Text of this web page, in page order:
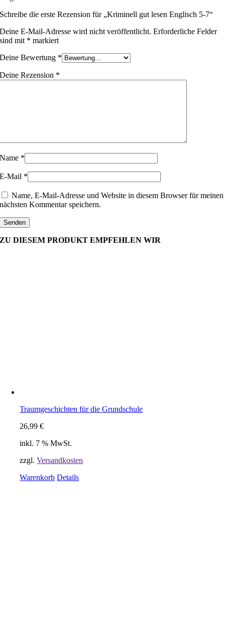
Schreibe die erste Rezension für „Kriminell gut lesen Englisch 5-7“
Deine E-Mail-Adresse wird nicht veröffentlicht. Erforderliche Felder
sind mit * markiert
Deine Bewertung *
Deine Rezension *
Name *
E-Mail *
Name, E-Mail-Adresse und Website in diesem Browser für meinen
nächsten Kommentar speichern.
ZU DIESEM PRODUKT EMPFEHLEN WIR
Traumgeschichten für die Grundschule
26,99€
inkl. 7 % MwSt.
zzgl.Versandkosten
Warenkorb Details